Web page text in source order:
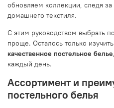
обновляем коллекции, следя
домашнего текстиля.
С этим руководством выбрать
проще. Осталось только
качественное постельное белье
каждый день.
Ассортимент и
постельного белья